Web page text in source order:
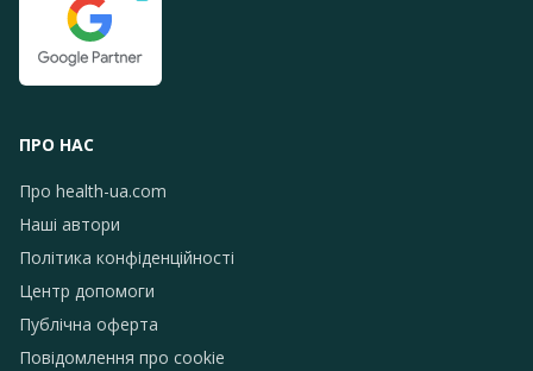
ПРО НАС
Про health-ua.com
Наші автори
Політика конфіденційності
Центр допомоги
Публічна оферта
Повідомлення про сookie